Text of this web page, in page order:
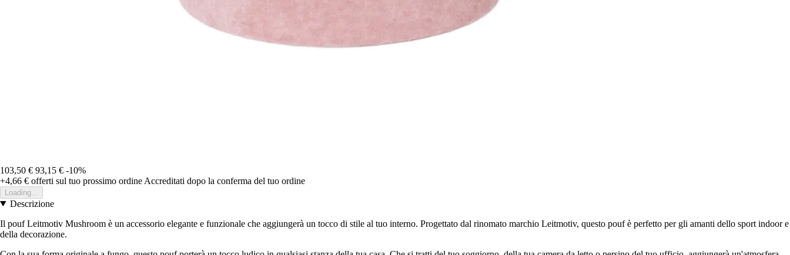
103,50 € 93,15 € -10%
+4,66 € offerti sul tuo prossimo ordine Accreditati dopo la conferma del tuo ordine
Loading...
Descrizione
Il pouf Leitmotiv Mushroom è un accessorio elegante e funzionale che aggiungerà un tocco di stile al tuo interno. Progettato dal rinomato marchio Leitmotiv, questo pouf è perfetto per gli amanti dello sport indoor e
della decorazione.